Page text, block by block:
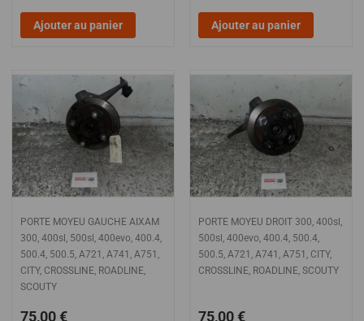
Ajouter au panier Ajouter au panier
PORTE MOYEU GAUCHE AIXAM
300, 400sl, 500sl, 400evo, 400.4,
500.4, 500.5, A721, A741, A751,
CITY, CROSSLINE, ROADLINE,
SCOUTY
75,00 €
PORTE MOYEU DROIT 300, 400sl,
500sl, 400evo, 400.4, 500.4,
500.5, A721, A741, A751, CITY,
CROSSLINE, ROADLINE, SCOUTY
75,00 €